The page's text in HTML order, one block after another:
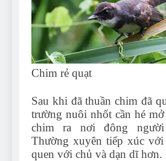
Chim rẻ quạt
Sau khi đã thuần chim đã
trường nuôi nhốt cần hé
chim ra nơi đông
Thường xuyên tiếp xúc với
quen với chủ và dạn dĩ hơn.